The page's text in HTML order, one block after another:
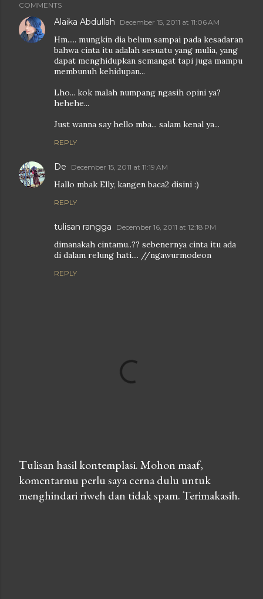
COMMENTS
Alaika Abdullah December 15, 2011 at 11:06 AM
Hm..... mungkin dia belum sampai pada kesadaran
bahwa cinta itu adalah sesuatu yang mulia, yang
dapat menghidupkan semangat tapi juga mampu
membunuh kehidupan...
Lho... kok malah numpang ngasih opini ya?
hehehe...
Just wanna say hello mba... salam kenal ya...
REPLY
De December 15, 2011 at 11:19 AM
Hallo mbak Elly, kangen baca2 disini :)
REPLY
tulisan rangga December 16, 2011 at 12:18 PM
dimanakah cintamu..?? sebenernya cinta itu ada
di dalam relung hati.... //ngawurmodeon
REPLY
P
o
Tulisan hasil kontemplasi. Mohon maaf,
komentarmu perlu saya cerna dulu untuk
menghindari riweh dan tidak spam. Terimakasih.